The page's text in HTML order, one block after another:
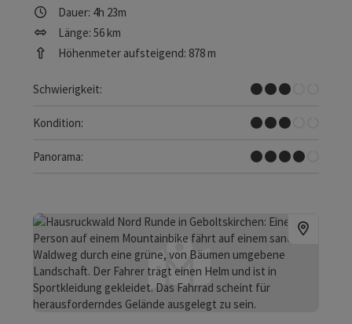
Dauer: 4h 23m
Länge: 56 km
Höhenmeter aufsteigend: 878 m
Schwierigkeit:
Mittel
Kondition:
Mittel
Panorama:
Tolles Panorama